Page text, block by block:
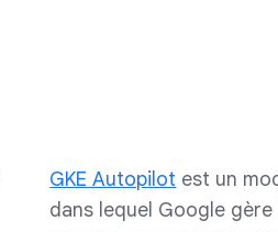
GKE Autopilot est un
dans lequel Google